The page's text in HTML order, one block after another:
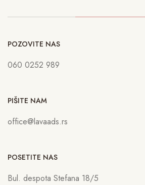
POZOVITE NAS
060 0252 989
PIŠITE NAM
office@lavaads.rs
POSETITE NAS
Bul. despota Stefana 18/5